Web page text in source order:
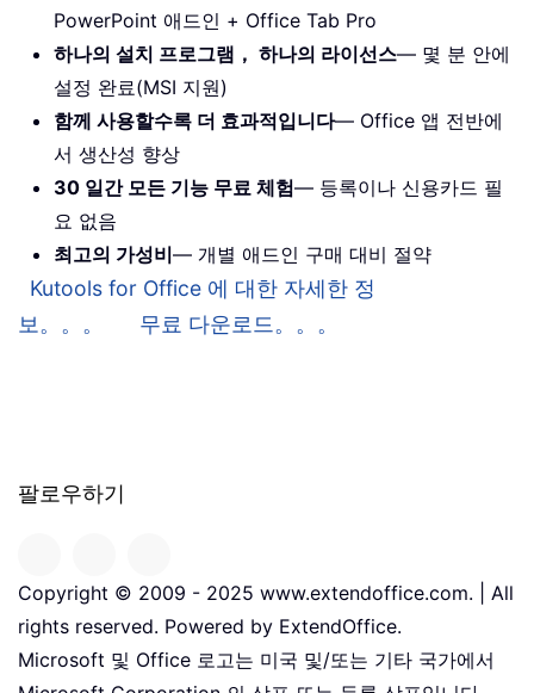
PowerPoint 애드인 + Office Tab Pro
하나의 설치 프로그램， 하나의 라이선스— 몇 분 안에
설정 완료(MSI 지원)
함께 사용할수록 더 효과적입니다— Office 앱 전반에
서 생산성 향상
30 일간 모든 기능 무료 체험— 등록이나 신용카드 필
요 없음
최고의 가성비— 개별 애드인 구매 대비 절약
Kutools for Office 에 대한 자세한 정
보。。。
무료 다운로드。。。
팔로우하기
Copyright © 2009 - 2025 www.extendoffice.com. | All
rights reserved. Powered by ExtendOffice.
Microsoft 및 Office 로고는 미국 및/또는 기타 국가에서